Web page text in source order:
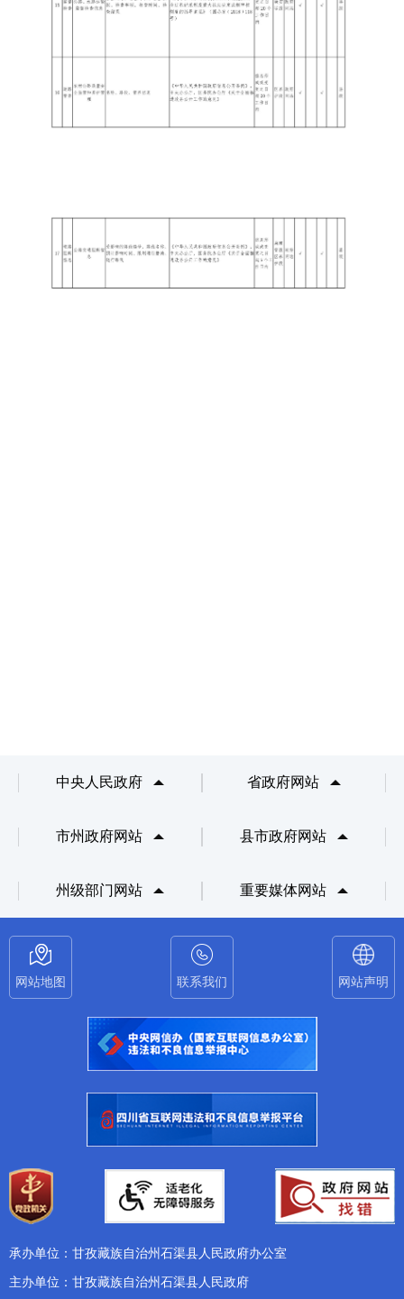
中央人民政府 省政府网站
市州政府网站 县市政府网站
州级部门网站 重要媒体网站
网站地图 联系我们 网站声明
承办单位：甘孜藏族自治州石渠县人民政府办公室
主办单位：甘孜藏族自治州石渠县人民政府